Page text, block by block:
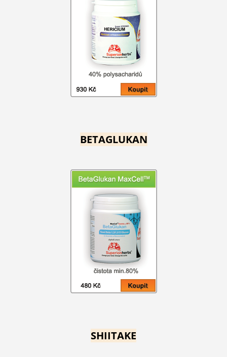
BETAGLUKAN
SHIITAKE